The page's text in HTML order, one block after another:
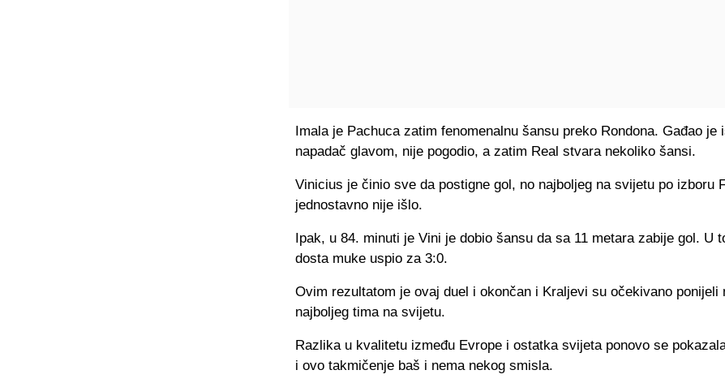
Imala je Pachuca zatim fenomenalnu šansu preko Rondona. Gađao je
napadač glavom, nije pogodio, a zatim Real stvara nekoliko šansi.
Vinicius je činio sve da postigne gol, no najboljeg na svijetu po izboru
jednostavno nije išlo.
Ipak, u 84. minuti je Vini je dobio šansu da sa 11 metara zabije gol. U
dosta muke uspio za 3:0.
Ovim rezultatom je ovaj duel i okončan i Kraljevi su očekivano ponijeli
najboljeg tima na svijetu.
Razlika u kvalitetu između Evrope i ostatka svijeta ponovo se
i ovo takmičenje baš i nema nekog smisla.